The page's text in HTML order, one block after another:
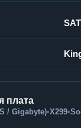
плата
/ Gigabyte)•X299•